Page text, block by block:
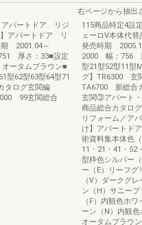
アパートドア リジ
】アパートドア リ
期 2001.04～
厚さ：33■設定
ータムブラウン■
型62型63型64型71
タログ玄関編
99玄関総合
右ページから抽出
115商品特定4
ェーロV本体代
発売時期
2000 幅：756
型21型52型11型
グ】TR6300 玄
TA6700 新総合
玄関③アパート
商品総合カタロ
リフォーム／ア
け】アパートド
術資料集本体色
11・21・41・52
型枠色シルバー
ー（E）リーフ
（V）ダークグ
ン（H）サニー
（F）内観色ホ
ーン（N）内観
オータムブラウ